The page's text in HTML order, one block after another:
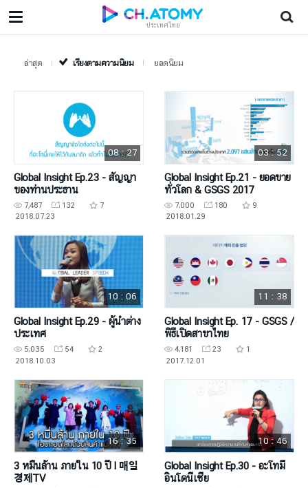
ประเทศไทย
ล่าสุด เรียงตามความนิยม ยอดนิยม
08 : 27
Global Insight Ep.23 - สัญญา
ของท่านประธาน
7,487 132
7
2018.07.23
03 : 52
Global Insight Ep.21 - ยอดขาย
ทั่วโลก & GSGS 2017
7,000 180
9
2018.01.29
10 : 06
Global Insight Ep.29 - ผู้นำต่าง
ประเทศ
5,035 54
2
2018.10.03
11 : 38
Global Insight Ep. 17 - GSGS /
พิธีเปิดสาขาไทย
4,181 23
1
2017.12.01
16 : 35
3 หมื่นล้าน ภายใน 10 ปี l 매일
경제TV
10 : 46
Global Insight Ep.30 - อะโทมี่
อินโดนีเซีย